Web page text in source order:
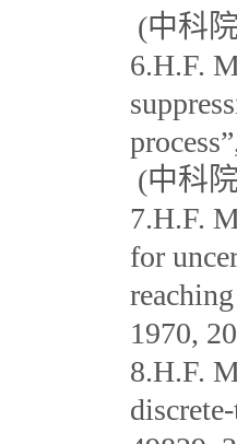
(中科
6.H.F.
(中科
7.H.F.
for
1970,
8.H.F.